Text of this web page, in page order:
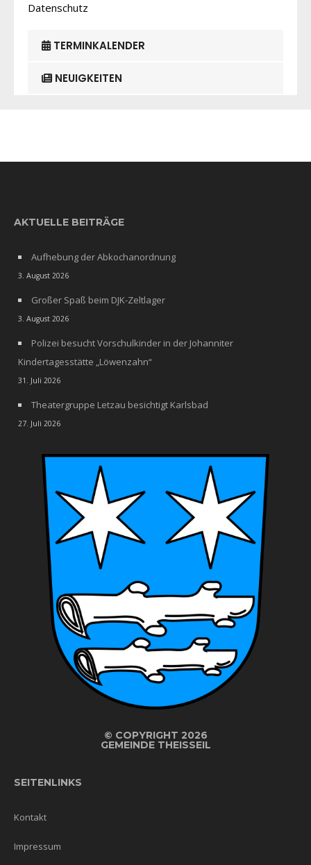
Datenschutz
TERMINKALENDER
NEUIGKEITEN
AKTUELLE BEITRÄGE
Aufhebung der Abkochanordnung
3. August 2026
Großer Spaß beim DJK-Zeltlager
3. August 2026
Polizei besucht Vorschulkinder in der Johanniter
Kindertagesstätte „Löwenzahn“
31. Juli 2026
Theatergruppe Letzau besichtigt Karlsbad
27. Juli 2026
© COPYRIGHT 2026
GEMEINDE THEISSEIL
SEITENLINKS
Kontakt
Impressum